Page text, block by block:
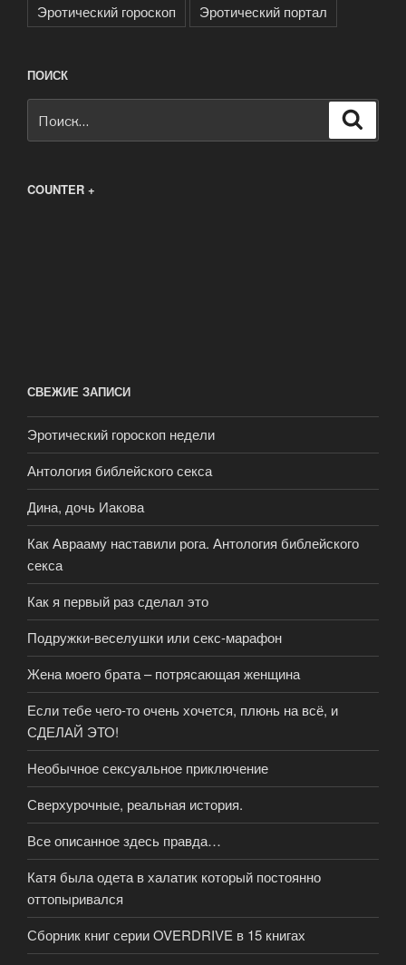
Эротический гороскоп
Эротический портал
ПОИСК
COUNTER +
СВЕЖИЕ ЗАПИСИ
Эротический гороскоп недели
Антология библейского секса
Дина, дочь Иакова
Как Аврааму наставили рога. Антология библейского
секса
Как я первый раз сделал это
Подружки-веселушки или секс-марафон
Жена моего брата – потрясающая женщина
Если тебе чего-то очень хочется, плюнь на всё, и
СДЕЛАЙ ЭТО!
Необычное сексуальное приключение
Сверхурочные, реальная история.
Все описанное здесь правда…
Катя была одета в халатик который постоянно
оттопыривался
Сборник книг серии OVERDRIVE в 15 книгах